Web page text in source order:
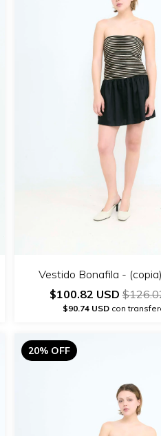
Vestido Bonafila -
$100.82 USD
$90.74 USD con
20% OFF